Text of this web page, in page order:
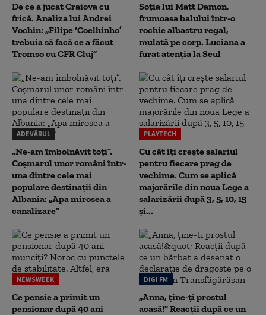
De ce a jucat Craiova cu
frică. Analiza lui Andrei
Vochin: „Filipe ‘Coelhinho’
trebuia să facă ce a făcut
Tromso cu CFR Cluj”
Soția lui Matt Damon,
frumoasa balului într-o
rochie albastru regal,
mulată pe corp. Luciana a
furat atenția la Seul
ADEVĂRUL
„Ne-am îmbolnăvit toți”.
Coșmarul unor români într-
una dintre cele mai
populare destinații din
Albania: „Apa mirosea a
canalizare”
PLAYTECH
Cu cât îți crește salariul
pentru fiecare prag de
vechime. Cum se aplică
majorările din noua Lege a
salarizării după 3, 5, 10, 15
și...
NEWSWEEK
Ce pensie a primit un
pensionar după 40 ani
DIGI FM
„Anna, ţine-ţi prostul
acasă!" Reacţii după ce un